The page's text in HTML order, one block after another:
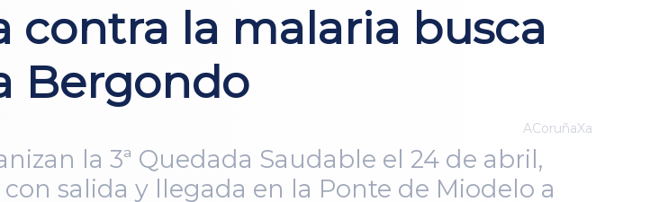
contra la malaria busca
Bergondo
ACoruñaXa
la 3ª Quedada Saudable el 24 de abril,
salida y llegada en la Ponte de Miodelo a